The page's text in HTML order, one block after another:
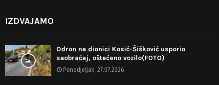
IZDVAJAMO
Odron na dionici Kosić-Šišković usporio
saobraćaj, oštećeno vozilo(FOTO)
Ponedjeljak, 27.07.2026.